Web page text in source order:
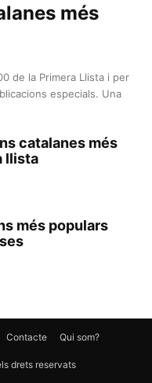
més
de la Primera Llista i per
especials. Una
catalanes més
llista
més populars
Contacte Qui som?
drets reservats